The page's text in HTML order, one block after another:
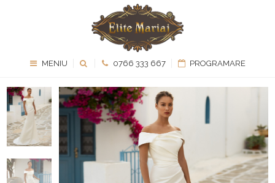
MENIU 0766 333 667 PROGRAMARE